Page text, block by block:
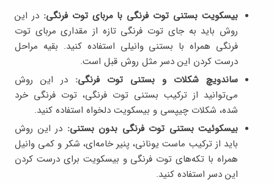
بیسکویت بستنی توت فرنگی با مربای توت فرنگی: در این
روش باید به جای توت فرنگی تازه‌ از مقداری مربای توت
فرنگی همراه با بستنی وانیلی استفاده کنید. بقیه مراحل
درست کردن این دسر مثل روش قبل است.
ساندویچ شکلات و بستنی توت فرنگی: در این روش
می‌توانید از ترکیب بستنی توت فرنگی، توت فرنگی خرد
شده، شکلات چیپسی و بیسکویت دلخواه استفاده کنید.
بیسکوئیت بستنی توت فرنگی بدون بستنی: در این روش
باید از ترکیب ماست یونانی، پنیر خامه‌ای، شکر و کمی وانیل
همراه با تکه‌های توت فرنگی و بیسکویت برای درست کردن
این دسر استفاده کنید.